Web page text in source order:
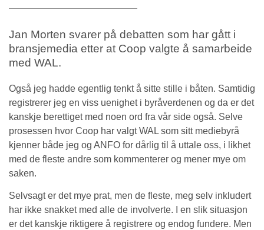
Jan Morten svarer på debatten som har gått i
bransjemedia etter at Coop valgte å samarbeide
med WAL.
Også jeg hadde egentlig tenkt å sitte stille i båten. Samtidig
registrerer jeg en viss uenighet i byråverdenen og da er det
kanskje berettiget med noen ord fra vår side også. Selve
prosessen hvor Coop har valgt WAL som sitt mediebyrå
kjenner både jeg og ANFO for dårlig til å uttale oss, i likhet
med de fleste andre som kommenterer og mener mye om
saken.
Selvsagt er det mye prat, men de fleste, meg selv inkludert
har ikke snakket med alle de involverte. I en slik situasjon
er det kanskje riktigere å registrere og endog fundere. Men